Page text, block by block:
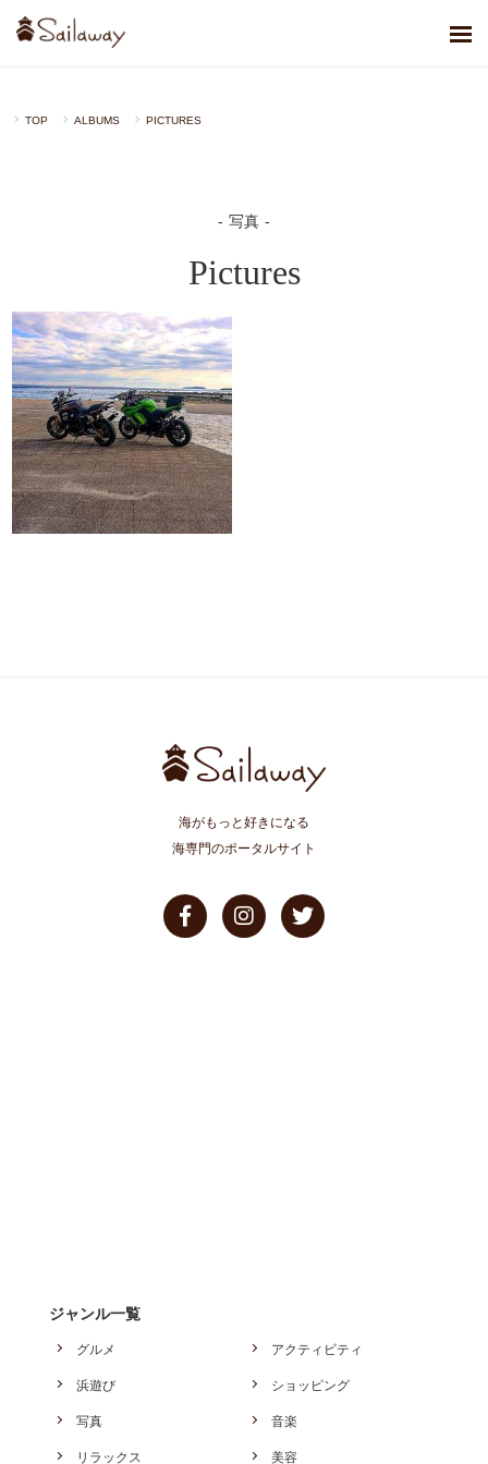
TOP ALBUMS PICTURES
写真
Pictures
海がもっと好きになる
海専門のポータルサイト
ジャンル一覧
グルメ アクティビティ
浜遊び ショッピング
写真 音楽
リラックス 美容